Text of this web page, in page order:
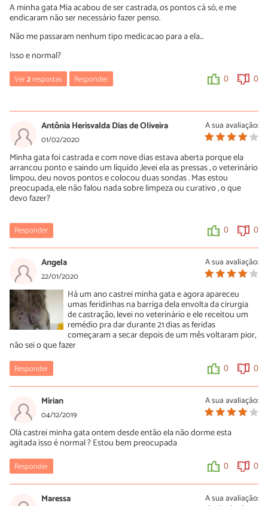
A minha gata Mia acabou de ser castrada, os pontos cá só, e me
endicaram não ser necessário fazer penso.
Não me passaram nenhum tipo medicacao para a ela...
Isso e normal?
Ver2respostas Responder 0 0
04/04/2020
Não é normal, pos é necessário por um remedinho para ajudar a
cicatrizar e evitar inflamações ou infecções. Minhas gatas foram
castrada e foi receitado Rifocina para local da cirurgia 2x ao dia
além dos outros 3 remédios orais. Mas entra em contato com o
veterinário e peça sugestões.
16/02/2021
Ela está bem? Aqui também aconteceu isso!
A sua avaliação:
Antônia Herisvalda Dias de Oliveira
01/02/2020
Minha gata foi castrada e com nove dias estava aberta porque ela
arrancou ponto e saindo um líquido ,levei ela as pressas , o veterinário
limpou, deu novos pontos e colocou duas sondas . Mas estou
preocupada, ele não falou nada sobre limpeza ou curativo , o que
devo fazer?
Responder 0 0
A sua avaliação:
Angela
22/01/2020
Há um ano castrei minha gata e agora apareceu
umas feridinhas na barriga dela envolta da cirurgia
de castração, levei no veterinário e ele receitou um
remédio pra dar durante 21 dias as feridas
começaram a secar depois de um mês voltaram pior,
não sei o que fazer
Responder 0 0
A sua avaliação:
Mirian
04/12/2019
Olá castrei minha gata ontem desde então ela não dorme esta
agitada isso é normal ? Estou bem preocupada
Responder 0 0
A sua avaliação:
Maressa